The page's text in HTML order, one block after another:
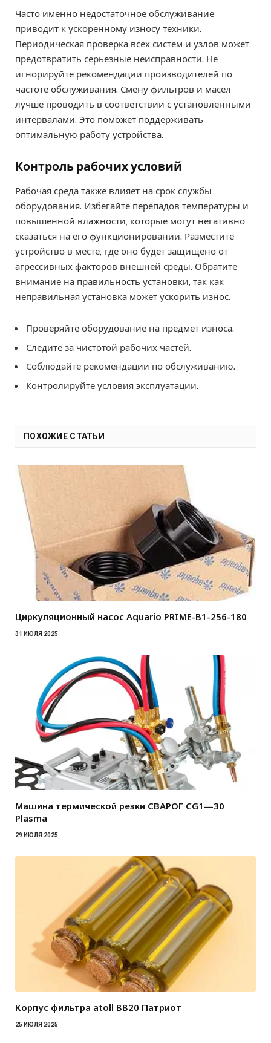
Часто именно недостаточное обслуживание
приводит к ускоренному износу техники.
Периодическая проверка всех систем и узлов может
предотвратить серьезные неисправности. Не
игнорируйте рекомендации производителей по
частоте обслуживания. Смену фильтров и масел
лучше проводить в соответствии с установленными
интервалами. Это поможет поддерживать
оптимальную работу устройства.
Контроль рабочих условий
Рабочая среда также влияет на срок службы
оборудования. Избегайте перепадов температуры и
повышенной влажности, которые могут негативно
сказаться на его функционировании. Разместите
устройство в месте, где оно будет защищено от
агрессивных факторов внешней среды. Обратите
внимание на правильность установки, так как
неправильная установка может ускорить износ.
Проверяйте оборудование на предмет износа.
Следите за чистотой рабочих частей.
Соблюдайте рекомендации по обслуживанию.
Контролируйте условия эксплуатации.
ПОХОЖИЕ СТАТЬИ
Циркуляционный насос Aquario PRIME-B1-256-180
31 ИЮЛЯ 2025
Машина термической резки СВАРОГ CG1—30
Plasma
29 ИЮЛЯ 2025
Корпус фильтра atoll BB20 Патриот
25 ИЮЛЯ 2025